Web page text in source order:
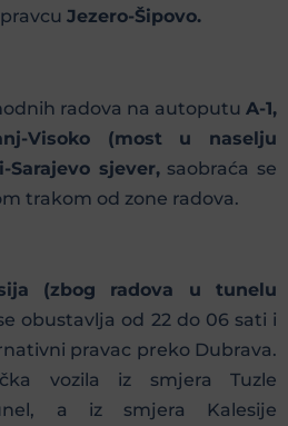
Jezero-Šipovo.
radova na autoputu A-1,
Visoko (most u naselju
sjever,saobraća se
trakom od zone radova.
(zbog radova u tunelu
obustavlja od 22 do 06 sati i
pravac preko Dubrava.
vozila iz smjera Tuzle
a iz smjera Kalesije